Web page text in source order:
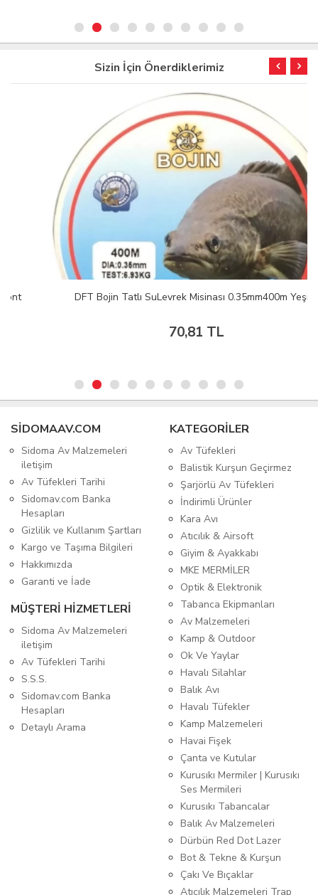
Sizin İçin Önerdiklerimiz
DFT Bojin Tatlı SuLevrek Misinası 0.35mm400m Yeşil
70,81 TL
SIDOMAAV.COM
Sidoma Av Malzemeleri
iletişim
Av Tüfekleri Tarihi
Sidomav.com Banka
Hesapları
Gizlilik ve Kullanım Şartları
Kargo ve Taşıma Bilgileri
Hakkımızda
Garanti ve İade
MÜŞTERİ HİZMETLERİ
Sidoma Av Malzemeleri
iletişim
Av Tüfekleri Tarihi
S.S.S.
Sidomav.com Banka
Hesapları
Detaylı Arama
KATEGORİLER
Av Tüfekleri
Balistik Kurşun Geçirmez
Şarjörlü Av Tüfekleri
İndirimli Ürünler
Kara Avı
Atıcılık & Airsoft
Giyim & Ayakkabı
MKE MERMİLER
Optik & Elektronik
Tabanca Ekipmanları
Av Malzemeleri
Kamp & Outdoor
Ok Ve Yaylar
Havalı Silahlar
Balık Avı
Havalı Tüfekler
Kamp Malzemeleri
Havai Fişek
Çanta ve Kutular
Kurusıkı Mermiler | Kurusıkı
Ses Mermileri
Kurusıkı Tabancalar
Balık Av Malzemeleri
Dürbün Red Dot Lazer
Bot & Tekne & Kurşun
Çakı Ve Bıçaklar
Atıcılık Malzemeleri Trap